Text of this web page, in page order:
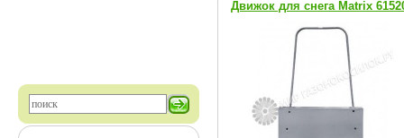
Движок для снега Matrix